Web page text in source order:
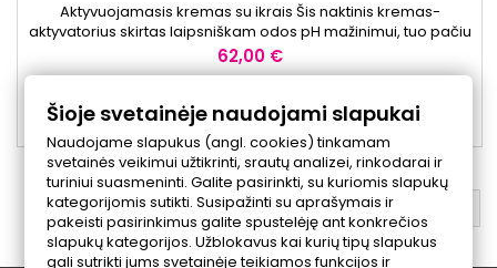
Aktyvuojamasis kremas su ikrais Šis naktinis kremas-
aktyvatorius skirtas laipsniškam odos pH mažinimui, tuo pačiu
metu prisidedant prie odos atsinaujinimo, švelnaus
nusluoksniavimo, drėkinimo, pigmentacijos mažinimo ir veido
odai, siekiant paskatinti aktyvesnę odos regeneraciją. Ypač...
Kaina
62,00 €
 Yra sandėlyje
ATGAL Į VIRŠŲ
Šioje svetainėje naudojami slapukai
Naudojame slapukus (angl. cookies) tinkamam
svetainės veikimui užtikrinti, srautų analizei, rinkodarai ir
turiniui suasmeninti. Galite pasirinkti, su kuriomis slapukų
kategorijomis sutikti. Susipažinti su aprašymais ir
pakeisti pasirinkimus galite spustelėję ant konkrečios
slapukų kategorijos. Užblokavus kai kurių tipų slapukus
gali sutrikti jums svetainėje teikiamos funkcijos ir